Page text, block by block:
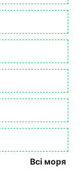
Всі моря